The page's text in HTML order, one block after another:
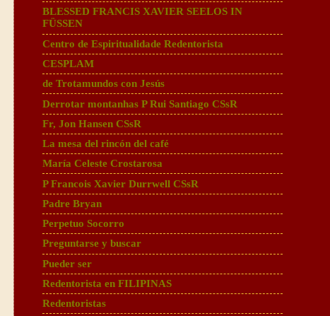
BLESSED FRANCIS XAVIER SEELOS IN
FÜSSEN
Centro de Espiritualidade Redentorista
CESPLAM
de Trotamundos con Jesús
Derrotar montanhas P Rui Santiago CSsR
Fr, Jon Hansen CSsR
La mesa del rincón del café
María Celeste Crostarosa
P Francois Xavier Durrwell CSsR
Padre Bryan
Perpetuo Socorro
Preguntarse y buscar
Pueder ser
Redentorista en FILIPINAS
Redentoristas